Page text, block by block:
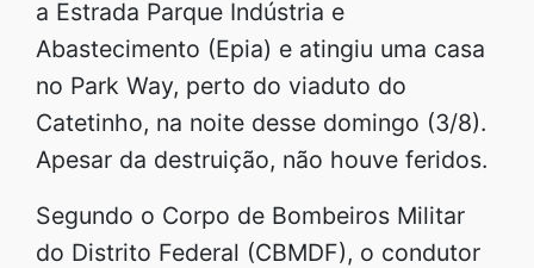
a Estrada Parque Indústria e
Abastecimento (Epia) e atingiu uma casa
no Park Way, perto do viaduto do
Catetinho, na noite desse domingo (3/8).
Apesar da destruição, não houve feridos.
Segundo o Corpo de Bombeiros Militar
do Distrito Federal (CBMDF), o condutor